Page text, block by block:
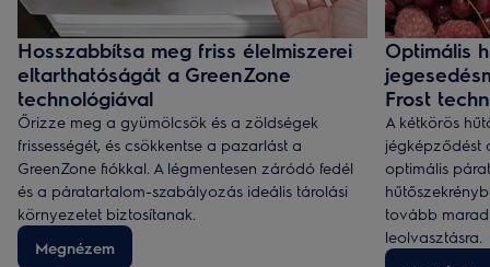
Hosszabbítsa meg friss élelmiszerei
eltarthatóságát a GreenZone
technológiával
Őrizze meg a gyümölcsök és a zöldségek
frissességét, és csökkentse a pazarlást a
GreenZone fiókkal. A légmentesen záródó fedél
és a páratartalom-szabályozás ideális tárolási
környezetet biztosítanak.
Megnézem
Optimális
Frost
A kétkörös
jégképződést
optimális
tovább
leolvasztásra.